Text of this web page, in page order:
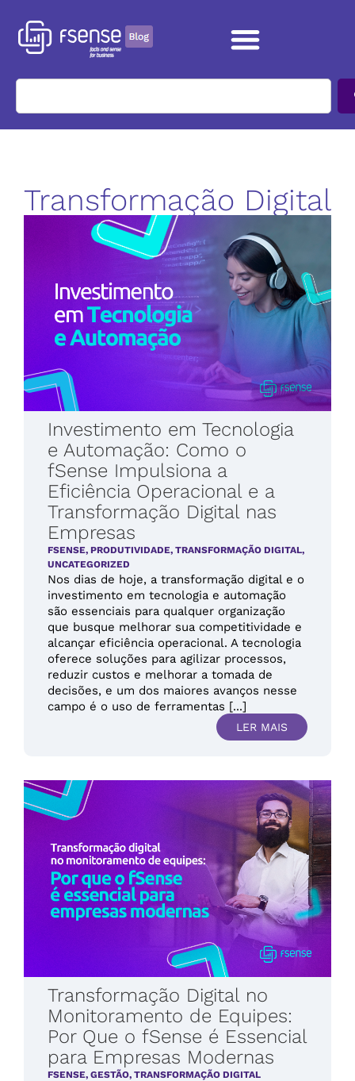
Transformação Digital
Investimento em Tecnologia
e Automação: Como o
fSense Impulsiona a
Eficiência Operacional e a
Transformação Digital nas
Empresas
FSENSE, PRODUTIVIDADE, TRANSFORMAÇÃO DIGITAL,
UNCATEGORIZED
Nos dias de hoje, a transformação digital e o
investimento em tecnologia e automação
são essenciais para qualquer organização
que busque melhorar sua competitividade e
alcançar eficiência operacional. A tecnologia
oferece soluções para agilizar processos,
reduzir custos e melhorar a tomada de
decisões, e um dos maiores avanços nesse
campo é o uso de ferramentas [...]
LER MAIS
Transformação Digital no
Monitoramento de Equipes:
Por Que o fSense é Essencial
para Empresas Modernas
FSENSE, GESTÃO, TRANSFORMAÇÃO DIGITAL